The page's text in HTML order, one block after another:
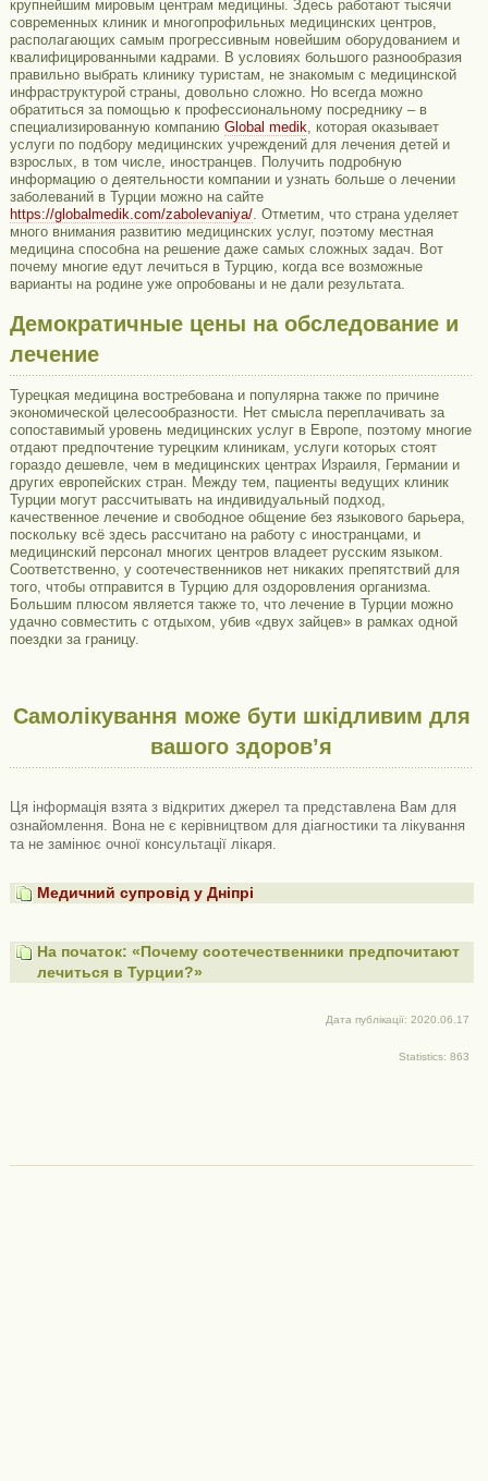
крупнейшим мировым центрам медицины. Здесь работают тысячи
современных клиник и многопрофильных медицинских центров,
располагающих самым прогрессивным новейшим оборудованием и
квалифицированными кадрами. В условиях большого разнообразия
правильно выбрать клинику туристам, не знакомым с медицинской
инфраструктурой страны, довольно сложно. Но всегда можно
обратиться за помощью к профессиональному посреднику – в
специализированную компанию Global medik , которая оказывает
услуги по подбору медицинских учреждений для лечения детей и
взрослых, в том числе, иностранцев. Получить подробную
информацию о деятельности компании и узнать больше о лечении
заболеваний в Турции можно на сайте
https://globalmedik.com/zabolevaniya/. Отметим, что страна уделяет
много внимания развитию медицинских услуг, поэтому местная
медицина способна на решение даже самых сложных задач. Вот
почему многие едут лечиться в Турцию, когда все возможные
варианты на родине уже опробованы и не дали результата.
Демократичные цены на обследование и
лечение
Турецкая медицина востребована и популярна также по причине
экономической целесообразности. Нет смысла переплачивать за
сопоставимый уровень медицинских услуг в Европе, поэтому многие
отдают предпочтение турецким клиникам, услуги которых стоят
гораздо дешевле, чем в медицинских центрах Израиля, Германии и
других европейских стран. Между тем, пациенты ведущих клиник
Турции могут рассчитывать на индивидуальный подход,
качественное лечение и свободное общение без языкового барьера,
поскольку всё здесь рассчитано на работу с иностранцами, и
медицинский персонал многих центров владеет русским языком.
Соответственно, у соотечественников нет никаких препятствий для
того, чтобы отправится в Турцию для оздоровления организма.
Большим плюсом является также то, что лечение в Турции можно
удачно совместить с отдыхом, убив «двух зайцев» в рамках одной
поездки за границу.
Самолікування може бути шкідливим для
вашого здоров’я
Ця інформація взята з відкритих джерел та представлена ​​Вам для
ознайомлення. Вона не є керівництвом для діагностики та лікування
та не замінює очної консультації лікаря.
Медичний супровід у Дніпрі
На початок: «Почему соотечественники предпочитают
лечиться в Турции?»
Дата публікації: 2020.06.17
Statistics: 863